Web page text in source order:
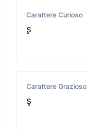
Carattere Curioso
ʂ
Carattere Grazioso
ş